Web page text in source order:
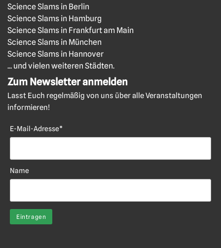
Science Slams in Berlin
Science Slams in Hamburg
Science Slams in Frankfurt am Main
Science Slams in München
Science Slams in Hannover
... und vielen weiteren Städten.
Zum Newsletter anmelden
Lasst Euch regelmäßig von uns über alle Veranstaltungen
informieren!
E-Mail-Adresse*
Name